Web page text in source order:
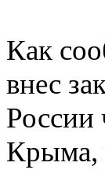
Как
внес
России
Крыма,